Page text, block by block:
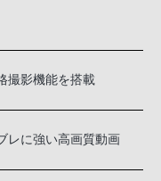
撮影機能を搭載
レに強い高画質動画